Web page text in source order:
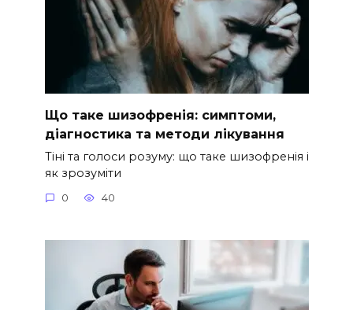
Що таке шизофренія: симптоми,
діагностика та методи лікування
Тіні та голоси розуму: що таке шизофренія і
як зрозуміти
0 40